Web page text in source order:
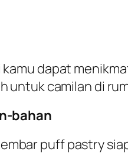
kamu dapat
untuk camilan di
bahan
puff pastry